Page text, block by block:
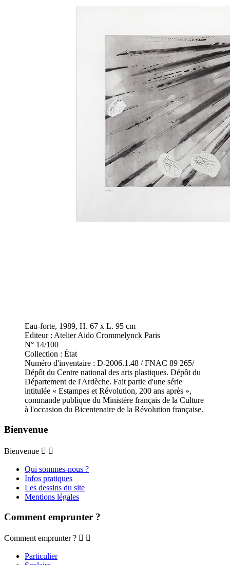
Eau-forte, 1989, H. 67 x L. 95 cm
Editeur : Atelier Aido Crommelynck Paris
N° 14/100
Collection : État
Numéro d'inventaire : D-2006.1.48 / FNAC 89 265/
Dépôt du Centre national des arts plastiques. Dépôt du
Département de l'Ardèche. Fait partie d'une série
intitulée « Estampes et Révolution, 200 ans après »,
commande publique du Ministère français de la Culture
à l'occasion du Bicentenaire de la Révolution française.
Bienvenue
Bienvenue  
Qui sommes-nous ?
Infos pratiques
Les dessins du site
Mentions légales
Comment emprunter ?
Comment emprunter ?  
Particulier